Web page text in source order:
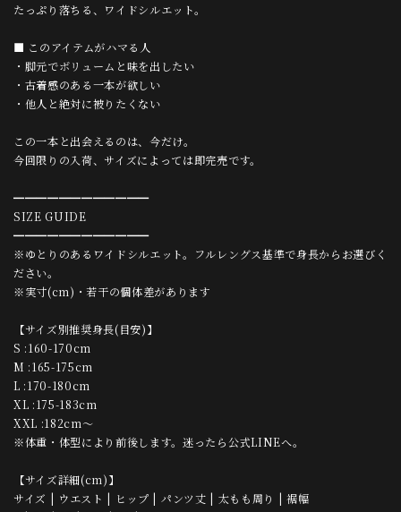
たっぷり落ちる、ワイドシルエット。
■ このアイテムがハマる人
・脚元でボリュームと味を出したい
・古着感のある一本が欲しい
・他人と絶対に被りたくない
この一本と出会えるのは、今だけ。
今回限りの入荷、サイズによっては即完売です。
━━━━━━━━━━━━
SIZE GUIDE
━━━━━━━━━━━━
※ゆとりのあるワイドシルエット。フルレングス基準で身長からお選びく
ださい。
※実寸(cm)・若干の個体差があります
【サイズ別推奨身長(目安)】
S :160-170cm
M :165-175cm
L :170-180cm
XL :175-183cm
XXL :182cm〜
※体重・体型により前後します。迷ったら公式LINEへ。
【サイズ詳細(cm)】
サイズ | ウエスト | ヒップ | パンツ丈 | 太もも周り | 裾幅